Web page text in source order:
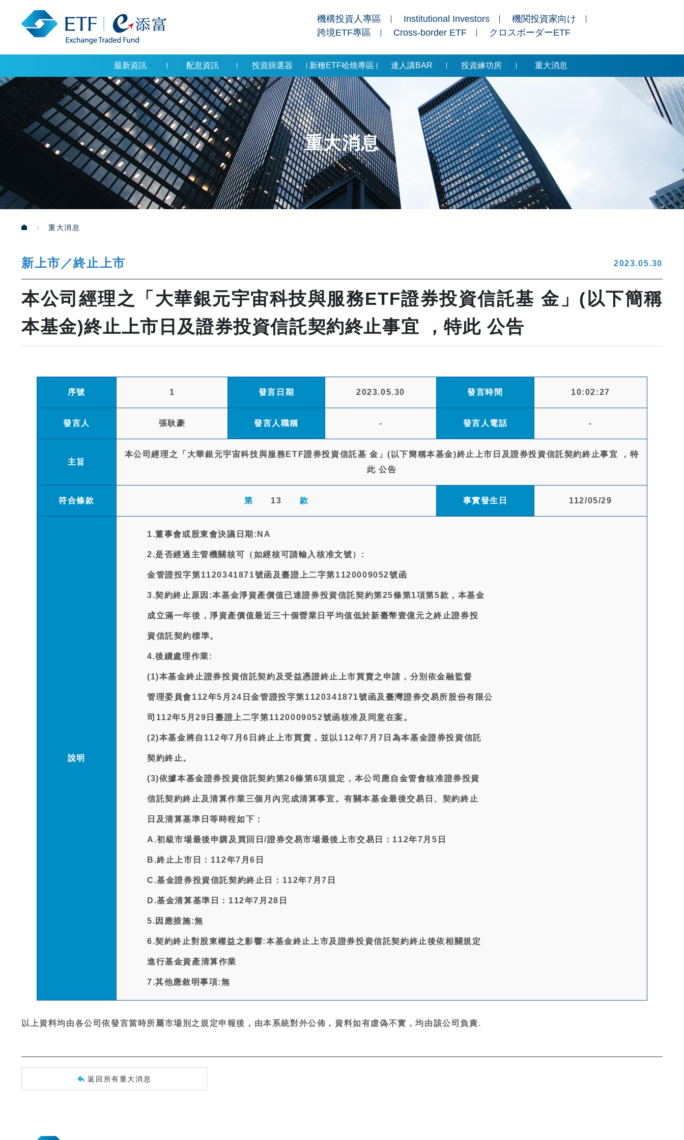
機構投資人專區 Institutional Investors
機関投資家向け
跨境ETF專區
Cross-border ETF クロスボーダーETF
最新資訊 配息資訊 投資篩選器 新種ETF哈燒專區 達人講BAR 投資練功房 重大消息
重大消息
重大消息
新上市／終止上市 2023.05.30
本公司經理之「大華銀元宇宙科技與服務ETF證券投資信託基 金」(以下簡稱
本基金)終止上市日及證券投資信託契約終止事宜 ，特此 公告
序號 1 發言日期 2023.05.30 發言時間 10:02:27
發言人 張耿豪 發言人職稱 - 發言人電話 -
主旨
本公司經理之「大華銀元宇宙科技與服務ETF證券投資信託基 金」(以下簡稱本基金)終止上市日及證券投資信託契約終止事宜 ，特
此 公告
符合條款 第 13 款 事實發生日 112/05/29
說明
1.董事會或股東會決議日期:NA
2.是否經過主管機關核可（如經核可請輸入核准文號）:
金管證投字第1120341871號函及臺證上二字第1120009052號函
3.契約終止原因:本基金淨資產價值已達證券投資信託契約第25條第1項第5款，本基金
成立滿一年後，淨資產價值最近三十個營業日平均值低於新臺幣壹億元之終止證券投
資信託契約標準。
4.後續處理作業:
(1)本基金終止證券投資信託契約及受益憑證終止上市買賣之申請，分別依金融監督
管理委員會112年5月24日金管證投字第1120341871號函及臺灣證券交易所股份有限公
司112年5月29日臺證上二字第1120009052號函核准及同意在案。
(2)本基金將自112年7月6日終止上市買賣，並以112年7月7日為本基金證券投資信託
契約終止。
(3)依據本基金證券投資信託契約第26條第6項規定，本公司應自金管會核准證券投資
信託契約終止及清算作業三個月內完成清算事宜。有關本基金最後交易日、契約終止
日及清算基準日等時程如下：
A.初級市場最後申購及買回日/證券交易市場最後上市交易日：112年7月5日
B.終止上市日：112年7月6日
C.基金證券投資信託契約終止日：112年7月7日
D.基金清算基準日：112年7月28日
5.因應措施:無
6.契約終止對股東權益之影響:本基金終止上市及證券投資信託契約終止後依相關規定
進行基金資產清算作業
7.其他應敘明事項:無
以上資料均由各公司依發言當時所屬市場別之規定申報後，由本系統對外公佈，資料如有虛偽不實，均由該公司負責.
返回所有重大消息